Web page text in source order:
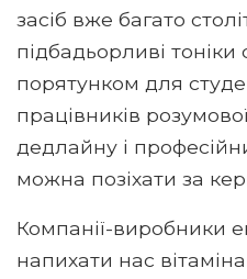
засіб вже багато
підбадьорливі
порятунком для
працівників
дедлайну і
можна позіхати за
Компанії-виробники
напихати нас